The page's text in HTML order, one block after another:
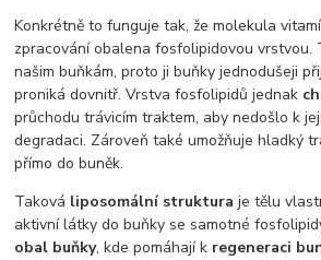
Konkrétně to funguje tak, že molekula
zpracování obalena fosfolipidovou vrstvou.
našim buňkám, proto ji buňky jednodušeji
proniká dovnitř. Vrstva fosfolipidů jednak
průchodu trávicím traktem, aby nedošlo k
degradaci. Zároveň také umožňuje hladký
přímo do buněk.
Taková liposomální struktura je tělu
aktivní látky do buňky se samotné
obal buňky, kde pomáhají k regeneraci